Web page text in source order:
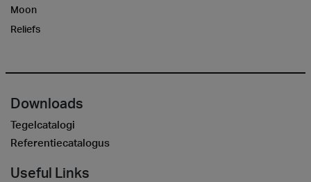
Moon
Reliefs
Downloads
Tegelcatalogi
Referentiecatalogus
Useful Links